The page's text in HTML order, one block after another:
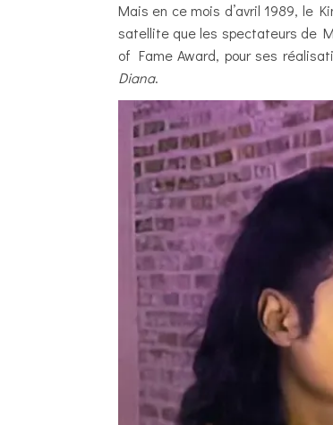
Mais en ce mois d’avril 1989, le
satellite que les spectateurs de
of Fame Award, pour ses
Diana.